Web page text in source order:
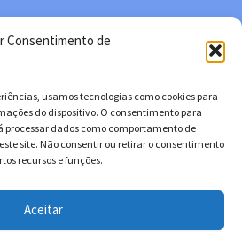
Consentimento de
usamos tecnologias como cookies para
do dispositivo. O consentimento para
processar dados como comportamento de
site. Não consentir ou retirar o consentimento
recursos e funções.
Aceitar